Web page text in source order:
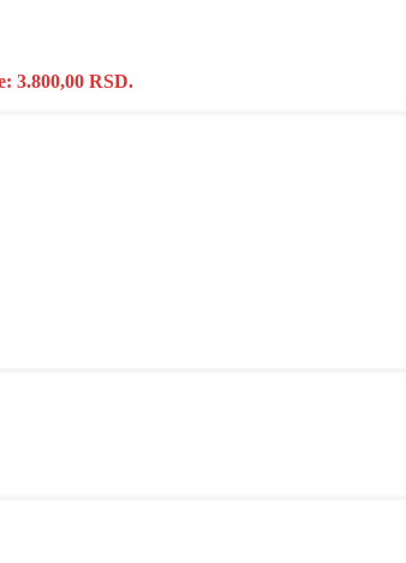
3.800,00 RSD.